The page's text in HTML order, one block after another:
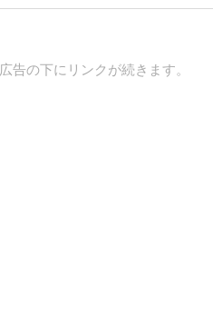
広告の下にリンクが続きます。